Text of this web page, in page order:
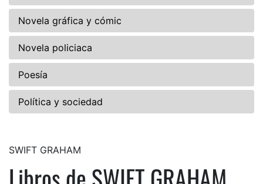
Novela gráfica y cómic
Novela policiaca
Poesía
Política y sociedad
SWIFT GRAHAM